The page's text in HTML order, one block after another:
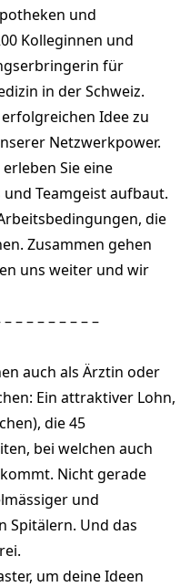
und
Kolleginnen und
für
in der Schweiz.
Idee zu
Netzwerkpower.
Sie eine
Teamgeist aufbaut.
die
Zusammen gehen
uns weiter und wir
– – – – – – – –
auch als Ärztin oder
Ein attraktiver Lohn,
die 45
bei welchen auch
Nicht gerade
und
Spitälern. Und das
um deine Ideen